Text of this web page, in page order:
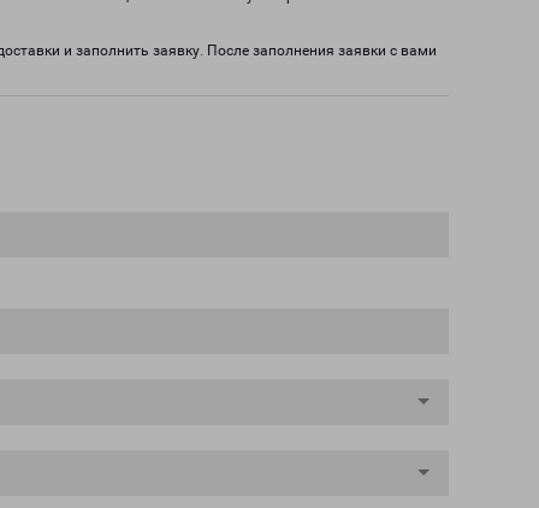
и заполнить заявку. После заполнения заявки с вами